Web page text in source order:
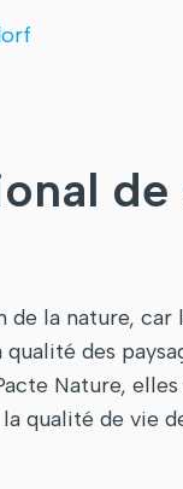
la nature, car
des
Nature,
qualité de vie